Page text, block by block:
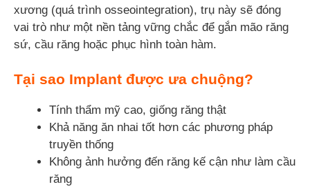
xương (quá trình osseointegration), trụ này sẽ đóng
vai trò như một nền tảng vững chắc để gắn mão răng
sứ, cầu răng hoặc phục hình toàn hàm.
Tại sao Implant được ưa chuộng?
Tính thẩm mỹ cao, giống răng thật
Khả năng ăn nhai tốt hơn các phương pháp
truyền thống
Không ảnh hưởng đến răng kế cận như làm cầu
răng